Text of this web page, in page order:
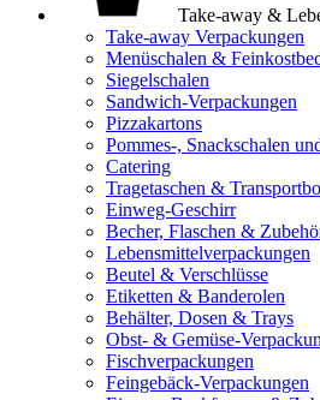
Take-away &
Take-away Verpackungen
Menüschalen &
Siegelschalen
Sandwich-Verpackungen
Pizzakartons
Pommes-, Snackschalen
Catering
Tragetaschen &
Einweg-Geschirr
Becher, Flaschen &
Lebensmittelverpackungen
Beutel & Verschlüsse
Etiketten & Banderolen
Behälter, Dosen & Trays
Obst- & Gemüse-
Fischverpackungen
Feingebäck-Verpackungen